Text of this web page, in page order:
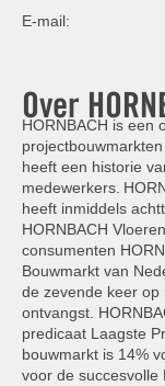
E-mail:
Over
HORNBACH is een
heeft een historie
medewerkers.
heeft inmiddels
HORNBACH
consumenten
Bouwmarkt van
de zevende keer op
ontvangst.
predicaat Laagste
bouwmarkt is 14%
voor de succesvolle